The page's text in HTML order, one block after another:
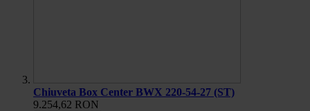
Chiuveta Box Center BWX 220-54-27 (ST)
9.254,62 RON